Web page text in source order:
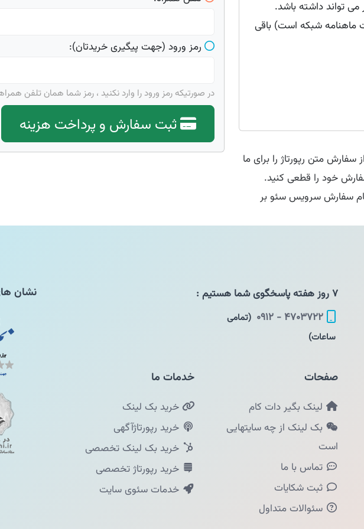
رپورتاژ سه تا 4 تصویر می تواند داشته باشد.
شبکه است) باقی
متن رپورتاژ را برای ما
خود را قطعی کنید.
سفارش سرویس سئو بر
رمز ورود (جهت پیگیری خریدتان):
در صورتیکه رمز ورود را وارد نکنید ، رمز شما همان تلفن
ثبتسفارشو پرداخت هزینه
۴۷۰۳۷۲۲ - ۰۹۱۲
(تمامی
ساعات)
صفحات
لینک بگیر دات کام
بک لینک از چه سایتهایی
است
تماس با ما
ثبت شکایات
سئوالات متداول
خدمات ما
خرید بک لینک
خرید رپورتاژآگهی
خرید بک لینک تخصصی
خرید رپورتاژ تخصصی
خدمات سئوی سایت
نشان